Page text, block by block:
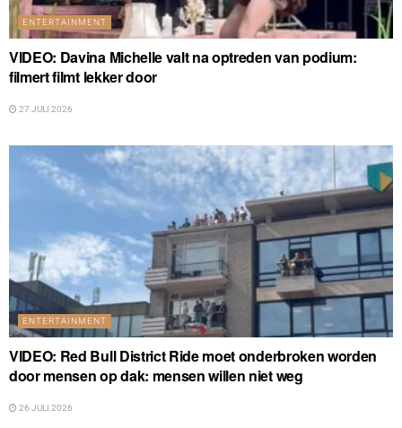
ENTERTAINMENT
VIDEO: Davina Michelle valt na optreden van podium:
filmert filmt lekker door
27 JULI 2026
ENTERTAINMENT
VIDEO: Red Bull District Ride moet onderbroken worden
door mensen op dak: mensen willen niet weg
26 JULI 2026